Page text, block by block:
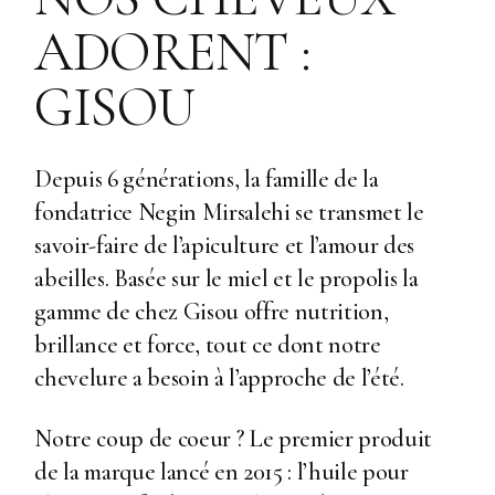
ADORENT :
GISOU
Depuis 6 générations, la famille de la
fondatrice Negin Mirsalehi se transmet le
savoir-faire de l’apiculture et l’amour des
abeilles. Basée sur le miel et le propolis la
gamme de chez Gisou offre nutrition,
brillance et force, tout ce dont notre
chevelure a besoin à l’approche de l’été.
Notre coup de coeur ? Le premier produit
de la marque lancé en 2015 : l’huile pour